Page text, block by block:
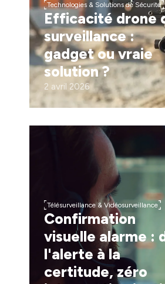
Technologies & Solutions de Sécurité
Efficacité drone
surveillance :
gadget ou vraie
solution ?
2 avril 2026
Télésurveillance & Vidéosurveillance
Confirmation
visuelle alarme :
l'alerte à la
certitude, zéro